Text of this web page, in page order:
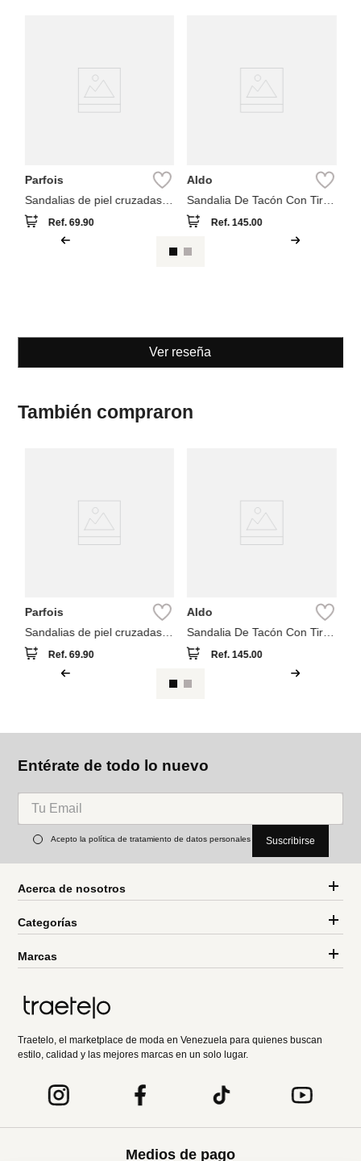
Parfois
Sandalias de piel cruzadas
detalle metálico
Ref.69.90
Aldo
Sandalia De Tacón Con Tiras
Aldo Valaberel
Ref. 145.00
Ver reseña
También compraron
Parfois
Sandalias de piel cruzadas
detalle metálico
Ref.69.90
Aldo
Sandalia De Tacón Con Tiras
Aldo Valaberel
Ref. 145.00
Entérate de todo lo nuevo
Acepto la política de tratamiento de datos personales Suscribirse
Acerca de nosotros
Categorías
Marcas
Traetelo, el marketplace de moda en Venezuela para quienes buscan
estilo, calidad y las mejores marcas en un solo lugar.
Medios de pago